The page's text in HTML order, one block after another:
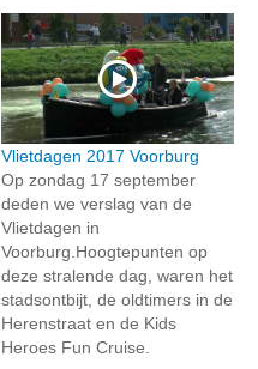
Vlietdagen 2017 Voorburg
Op zondag 17 september
deden we verslag van de
Vlietdagen in
Voorburg.Hoogtepunten op
deze stralende dag, waren het
stadsontbijt, de oldtimers in de
Herenstraat en de Kids
Heroes Fun Cruise.